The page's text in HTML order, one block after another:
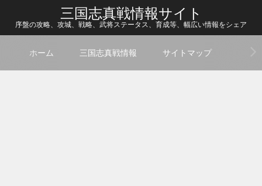
三国志真戦情報サイト
序盤の攻略、攻城、戦略、武将ステータス、育成等、幅広い情報をシェア
ホーム 三国志真戦情報 サイトマップ